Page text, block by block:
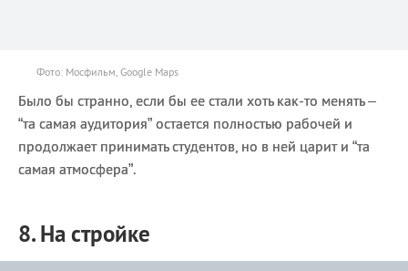
Фото: Мосфильм, Google Maps
Было бы странно, если бы ее стали хоть как-то менять –
“та самая аудитория” остается полностью рабочей и
продолжает принимать студентов, но в ней царит и “та
самая атмосфера”.
8. На стройке